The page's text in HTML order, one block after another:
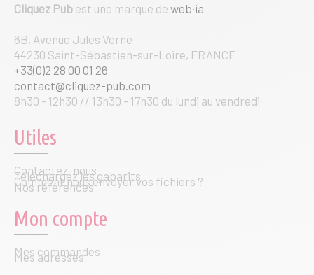
Cliquez Pub est une marque de web·ia
6B, Avenue Jules Verne
44230 Saint-Sébastien-sur-Loire, FRANCE
+33(0)2 28 00 01 26
contact@cliquez-pub.com
8h30 - 12h30 // 13h30 - 17h30 du lundi au vendredi
Utiles
Contactez-nous
Téléchargez les gabarits
Comment nous envoyer vos fichiers ?
Nos références
Mon compte
Mes commandes
Mes adresses